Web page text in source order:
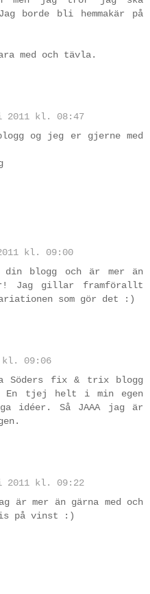
borde bli hemmakär på
med och tävla.
2011 kl. 08:47
og jeg er gjerne med
kl. 09:00
blogg och är mer än
Jag gillar framförallt
som gör det :)
kl. 09:06
Söders fix & trix blogg
En tjej helt i min egen
idéer. Så JAAA jag är
2011 kl. 09:22
mer än gärna med och
på vinst :)